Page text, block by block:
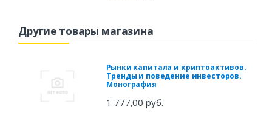
Другие товары магазина
Рынки капитала и криптоактивов.
Тренды и поведение инвесторов.
Монография
1 777,00 руб.